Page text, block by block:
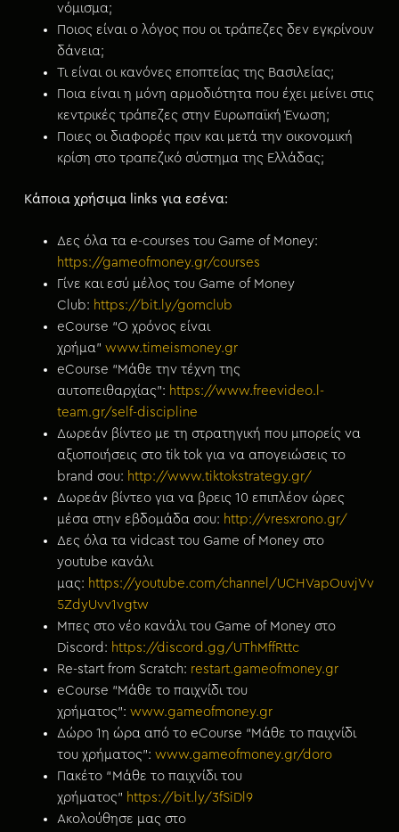
νόμισμα;
Ποιος είναι ο λόγος που οι τράπεζες δεν εγκρίνουν
δάνεια;
Τι είναι οι κανόνες εποπτείας της Βασιλείας;
Ποια είναι η μόνη αρμοδιότητα που έχει μείνει στις
κεντρικές τράπεζες στην Ευρωπαϊκή Ένωση;
Ποιες οι διαφορές πριν και μετά την οικονομική
κρίση στο τραπεζικό σύστημα της Ελλάδας;
Κάποια χρήσιμα links για εσένα:
Δες όλα τα e-courses του Game of Money:
https://gameofmoney.gr/courses
Γίνε και εσύ μέλος του Game of Money
Club: https://bit.ly/gomclub
eCourse “Ο χρόνος είναι
χρήμα”www.timeismoney.gr
eCourse “Μάθε την τέχνη της
αυτοπειθαρχίας”: https://www.freevideo.l-
team.gr/self-discipline
Δωρεάν βίντεο με τη στρατηγική που μπορείς να
αξιοποιήσεις στο tik tok για να απογειώσεις το
brand σου: http://www.tiktokstrategy.gr/
Δωρεάν βίντεο για να βρεις 10 επιπλέον ώρες
μέσα στην εβδομάδα σου: http://vresxrono.gr/
Δες όλα τα vidcast του Game of Money στο
youtube κανάλι
μας: https://youtube.com/channel/UCHVapOuvjVv
5ZdyUvv1vgtw
Μπες στο νέο κανάλι του Game of Money στο
Discord: https://discord.gg/UThMffRttc
Re-start from Scratch: restart.gameofmoney.gr
eCourse “Μάθε το παιχνίδι του
χρήματος”:www.gameofmoney.gr
Δώρο 1η ώρα από το eCourse “Μάθε το παιχνίδι
του χρήματος”:www.gameofmoney.gr/doro
Πακέτο “Μάθε το παιχνίδι του
χρήματος” https://bit.ly/3fSiDl9
Ακολούθησε μας στο